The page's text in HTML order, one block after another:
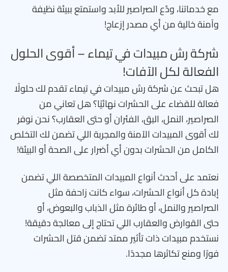
مع خدماتنا، ودّع الصراصير للأبد واستمتع ببيئة نظيفة
وآمنة خالية من أي مصدر إزعاج!
شركة رش مبيدات في تيماء – أقوى الحلول
الفعالة لكل الآفات!
هل تبحث عن شركة رش مبيدات في تيماء تقدم لك حلولًا
فعالة للقضاء على الحشرات نهائيًا؟ هل تعاني من
الصراصير، النمل، البق، الفئران أو حتى العقارب؟ نحن نوفر
لك أقوى المبيدات الآمنة والمجربة اللي تضمن لك التخلص
الكامل من الحشرات بدون أي أضرار على الصحة أو البيئة!
نعتمد على أحدث أنواع المبيدات المتخصصة اللي تضمن
إبادة كل أنواع الحشرات، سواء كانت زاحفة مثل
الصراصير والنمل، أو طائرة مثل الذباب والبعوض، أو
حتى القوارض والعقارب اللي تحتاج إلى معالجة دقيقة!
نستخدم مبيدات ذات تأثير ممتد تضمن قتل الحشرات
فورًا ومنع تكاثرها مجددًا.